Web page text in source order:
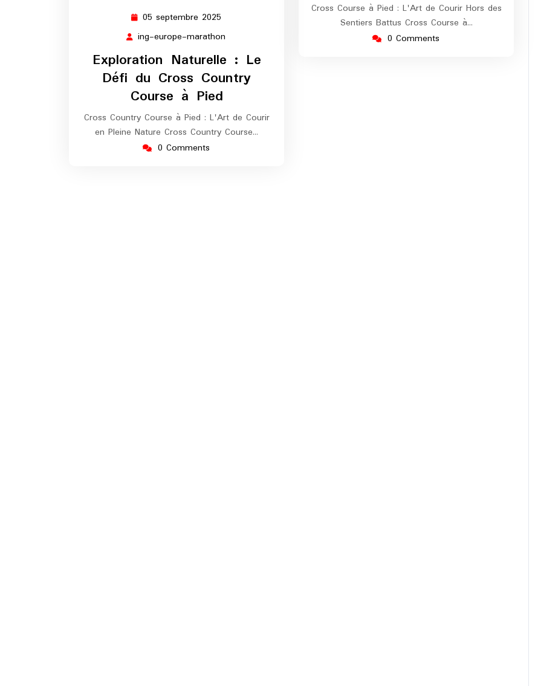
05 septembre 2025
septembre
ing-europe-marathon
europe-
marathon
Exploration Naturelle : Le
Défi du Cross Country
Course à Pied
Cross Country Course à Pied : L'Art de Courir
en Pleine Nature Cross Country Course…
0 Comments
Cross Course à Pied : L'Art de Courir Hors des
Sentiers Battus Cross Course à…
0 Comments